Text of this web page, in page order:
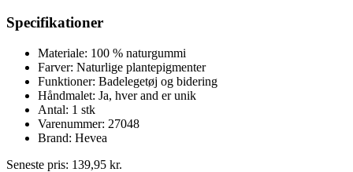
Specifikationer
Materiale: 100 % naturgummi
Farver: Naturlige plantepigmenter
Funktioner: Badelegetøj og bidering
Håndmalet: Ja, hver and er unik
Antal: 1 stk
Varenummer: 27048
Brand: Hevea
Seneste pris: 139,95 kr.